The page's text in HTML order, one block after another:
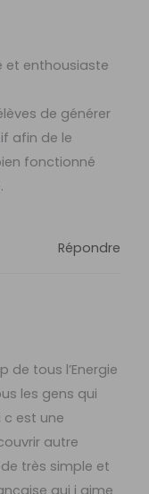
et enthousiaste
de générer
afin de le
fonctionné
Répondre
tous l’Energie
les gens qui
est une
autre
très simple et